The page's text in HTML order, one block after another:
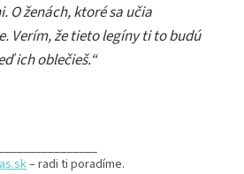
O ženách, ktoré sa učia
Verím, že tieto legíny ti to budú
ich oblečieš.“
– radi ti poradíme.